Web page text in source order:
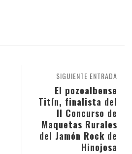
SIGUIENTE ENTRADA
El pozoalbense
Titín, finalista del
II Concurso de
Maquetas Rurales
del Jamón Rock de
Hinojosa